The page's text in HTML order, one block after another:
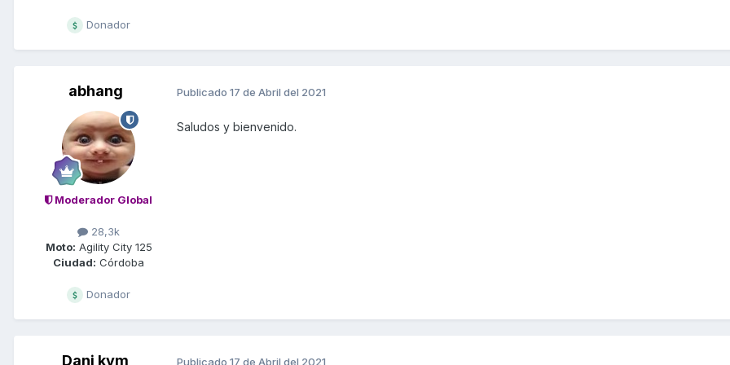
Donador
abhang
Moderador Global
28,3k
Moto: Agility City 125
Ciudad: Córdoba
Donador
Publicado 17 de Abril del 2021
Saludos y bienvenido.
Dani kym Publicado 17 de Abril del 2021